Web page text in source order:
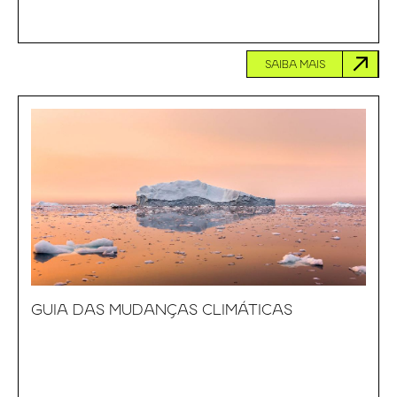
SAIBA MAIS
GUIA DAS MUDANÇAS CLIMÁTICAS